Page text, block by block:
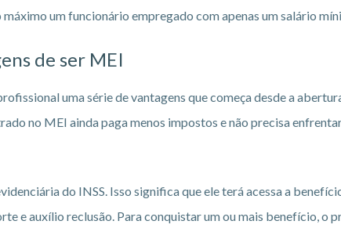
um funcionário empregado com apenas um salário
de ser MEI
uma série de vantagens que começa desde a
no MEI ainda paga menos impostos e não precisa
do INSS. Isso significa que ele terá acessa a
e auxílio reclusão. Para conquistar um ou mais benefício, o